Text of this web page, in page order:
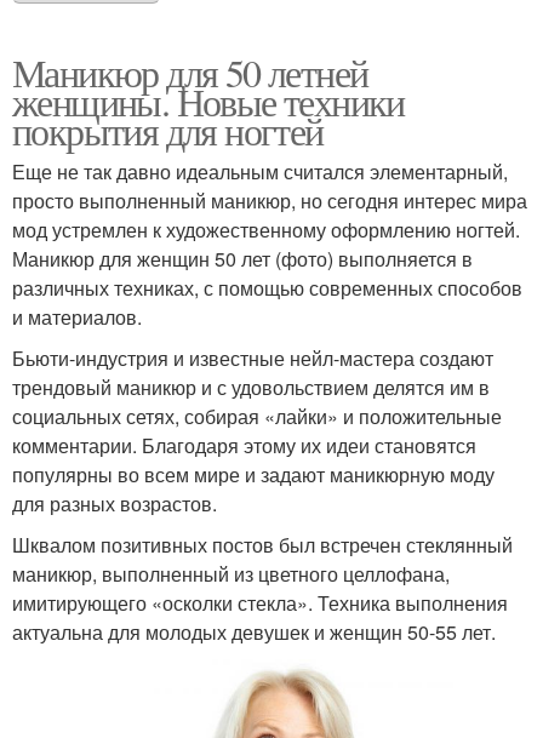
Маникюр для 50 летней
женщины. Новые техники
покрытия для ногтей
Еще не так давно идеальным считался элементарный,
просто выполненный маникюр, но сегодня интерес мира
мод устремлен к художественному оформлению ногтей.
Маникюр для женщин 50 лет (фото) выполняется в
различных техниках, с помощью современных способов
и материалов.
Бьюти-индустрия и известные нейл-мастера создают
трендовый маникюр и с удовольствием делятся им в
социальных сетях, собирая «лайки» и положительные
комментарии. Благодаря этому их идеи становятся
популярны во всем мире и задают маникюрную моду
для разных возрастов.
Шквалом позитивных постов был встречен стеклянный
маникюр, выполненный из цветного целлофана,
имитирующего «осколки стекла». Техника выполнения
актуальна для молодых девушек и женщин 50-55 лет.